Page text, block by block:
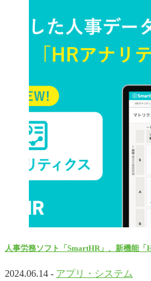
人事労務ソフト「SmartHR」、新機能
2024.06.14 - アプリ・システム